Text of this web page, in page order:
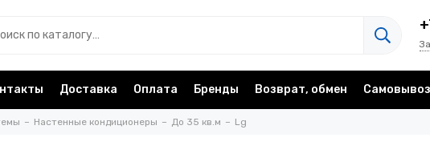
Доставка Оплата Бренды Возврат, обмен Самовывоз
Настенные кондиционеры До 35 кв.м Lg